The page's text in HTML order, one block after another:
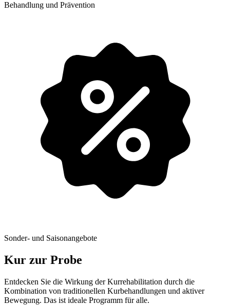
Behandlung und Prävention
Sonder- und Saisonangebote
Kur zur Probe
Entdecken Sie die Wirkung der Kurrehabilitation durch die
Kombination von traditionellen Kurbehandlungen und aktiver
Bewegung. Das ist ideale Programm für alle.